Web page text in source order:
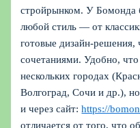
стройрынком. У Бомонда
любой стиль — от
готовые дизайн-решения,
сочетаниями. Удобно,
нескольких городах
Волгоград, Сочи и др.),
и через сайт:https://
отличается от того, что